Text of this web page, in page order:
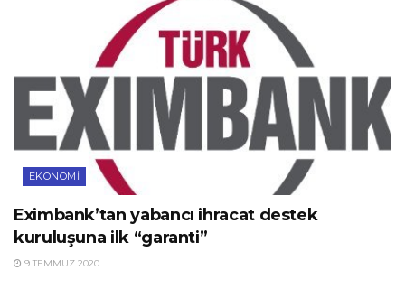
EKONOMI
Eximbank’tan yabancı ihracat destek
kuruluşuna ilk “garanti”
9 TEMMUZ 2020